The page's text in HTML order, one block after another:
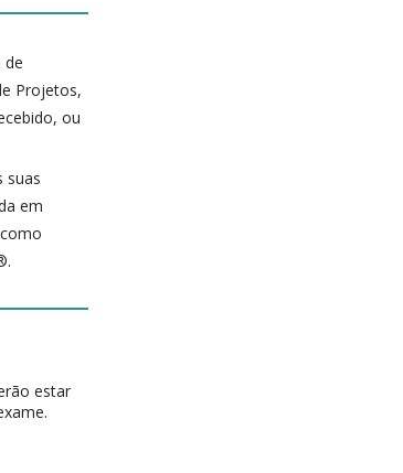
de
Projetos,
ou
suas
em
estar